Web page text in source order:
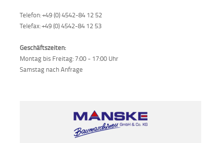
Telefon: +49 (0) 4542-84 12 52
Telefax: +49 (0) 4542-84 12 53
Geschäftszeiten:
Montag bis Freitag: 7:00 - 17:00 Uhr
Samstag nach Anfrage